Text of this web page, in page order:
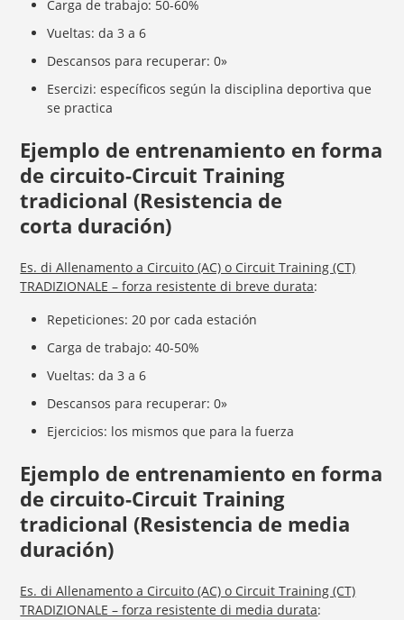
Carga de trabajo: 50-60%
Vueltas: da 3 a 6
Descansos para recuperar: 0»
Esercizi: específicos según la disciplina deportiva que
se practica
Ejemplo de entrenamiento en forma
de circuito-Circuit Training
tradicional (Resistencia de
corta duración)
Es. di Allenamento a Circuito (AC) o Circuit Training (CT)
TRADIZIONALE – forza resistente di breve durata:
Repeticiones: 20 por cada estación
Carga de trabajo: 40-50%
Vueltas: da 3 a 6
Descansos para recuperar: 0»
Ejercicios: los mismos que para la fuerza
Ejemplo de entrenamiento en forma
de circuito-Circuit Training
tradicional (Resistencia de media
duración)
Es. di Allenamento a Circuito (AC) o Circuit Training (CT)
TRADIZIONALE – forza resistente di media durata: